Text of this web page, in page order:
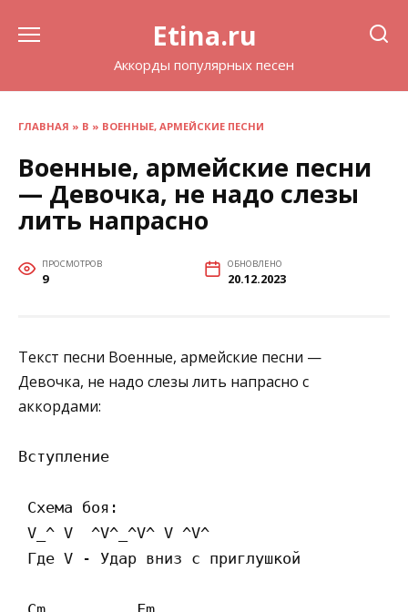
Etina.ru
Аккорды популярных песен
ГЛАВНАЯ » В » ВОЕННЫЕ, АРМЕЙСКИЕ ПЕСНИ
Военные, армейские песни
— Девочка, не надо слезы
лить напрасно
ПРОСМОТРОВ
9
ОБНОВЛЕНО
20.12.2023
Текст песни Военные, армейские песни —
Девочка, не надо слезы лить напрасно с
аккордами:
Вступление
Схема боя:
V_^ V  ^V^_^V^ V ^V^
Где V - Удар вниз с приглушкой